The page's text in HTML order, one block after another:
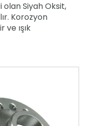
Siyah Oksit,
Korozyon
ve ışık